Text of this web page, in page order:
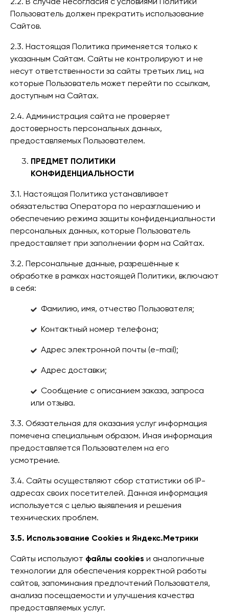
2.2. В случае несогласия с условиями Политики
Пользователь должен прекратить использование
Сайтов.
2.3. Настоящая Политика применяется только к
указанным Сайтам. Сайты не контролируют и не
несут ответственности за сайты третьих лиц, на
которые Пользователь может перейти по ссылкам,
доступным на Сайтах.
2.4. Администрация сайта не проверяет
достоверность персональных данных,
предоставляемых Пользователем.
ПРЕДМЕТ ПОЛИТИКИ
КОНФИДЕНЦИАЛЬНОСТИ
3.1. Настоящая Политика устанавливает
обязательства Оператора по неразглашению и
обеспечению режима защиты конфиденциальности
персональных данных, которые Пользователь
предоставляет при заполнении форм на Сайтах.
3.2. Персональные данные, разрешённые к
обработке в рамках настоящей Политики, включают
в себя:
Фамилию, имя, отчество Пользователя;
Контактный номер телефона;
Адрес электронной почты (e-mail);
Адрес доставки;
Сообщение с описанием заказа, запроса
или отзыва.
3.3. Обязательная для оказания услуг информация
помечена специальным образом. Иная информация
предоставляется Пользователем на его
усмотрение.
3.4. Сайты осуществляют сбор статистики об IP-
адресах своих посетителей. Данная информация
используется с целью выявления и решения
технических проблем.
3.5. Использование Cookies и Яндекс.Метрики
Сайты используют файлы cookies и аналогичные
технологии для обеспечения корректной работы
сайтов, запоминания предпочтений Пользователя,
анализа посещаемости и улучшения качества
предоставляемых услуг.